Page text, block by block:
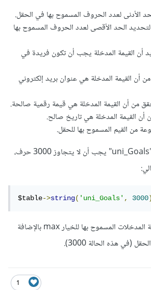
الأدنى لعدد الحروف المسموح بها في الحقل.
الحد الأقصى لعدد الحروف المسموح بها
أن القيمة المدخلة يجب أن تكون فريدة في
أن القيمة المدخلة هي عنوان بريد إلكتروني
من أن القيمة المدخلة هي قيمة رقمية صالحة.
القيمة المدخلة هي تاريخ صالح.
من القيم المسموح بها للحقل.
كمثال، لتحديد أن حقل "uni_Goals" يجب أن لا يتجاوز 3000 حرف،
$table->string('uni_Goals', 3000
ويجب أن يتم تمرير قيمة المدخلات المسموح بها للخيار max بالإضافة
(في هذه الحالة 3000).
1